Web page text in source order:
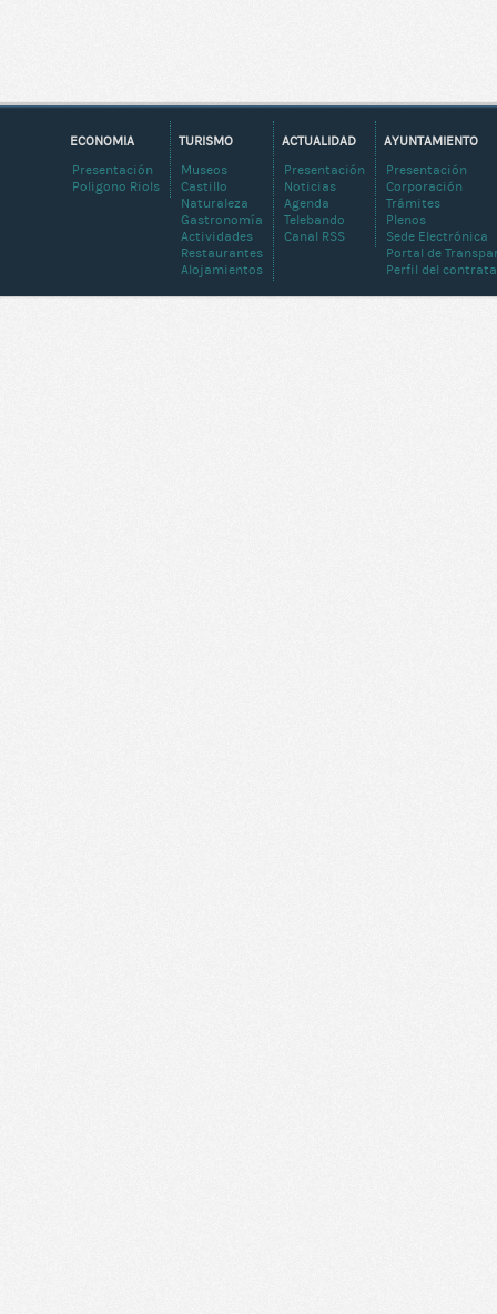
AYUNTAMIENTO
Presentación
Corporación
Trámites
Plenos
Sede Electrónica
Portal de
Perfil del
ACTUALIDAD
Presentación
Noticias
Agenda
Telebando
Canal RSS
TURISMO
Museos
Castillo
Naturaleza
Gastronomía
Actividades
Restaurantes
Alojamientos
ECONOMIA
Presentación
Poligono Riols